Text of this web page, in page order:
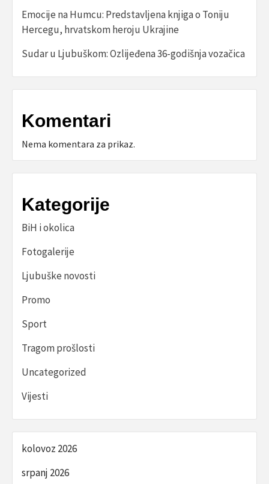
Emocije na Humcu: Predstavljena knjiga o Toniju
Hercegu, hrvatskom heroju Ukrajine
Sudar u Ljubuškom: Ozlijeđena 36-godišnja vozačica
Komentari
Nema komentara za prikaz.
Kategorije
BiH i okolica
Fotogalerije
Ljubuške novosti
Promo
Sport
Tragom prošlosti
Uncategorized
Vijesti
kolovoz 2026
srpanj 2026